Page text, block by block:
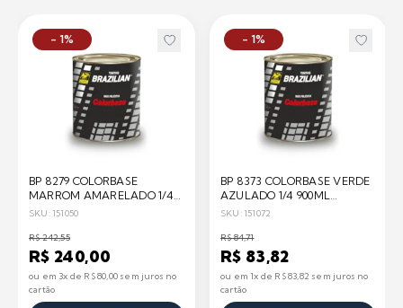
BP 8279 COLORBASE
MARROM AMARELADO 1/4
900ML BRAZILIAN
SKU: 151050
R$ 242,55
R$ 240,00
ou em 3x de R$ 80,00 sem juros no
cartão
- 1%
BP 8373 COLORBASE VERDE
AZULADO 1/4 900ML
BRAZILIAN
SKU: 151072
R$ 84,71
R$ 83,82
ou em 1x de R$ 83,82 sem juros no
cartão
- 1%